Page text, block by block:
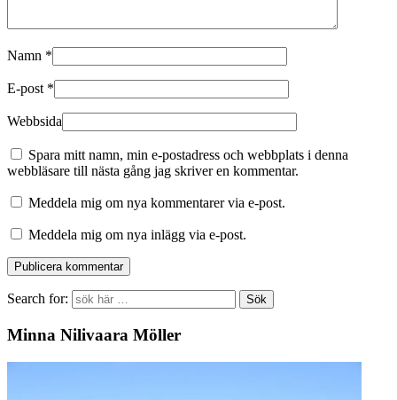
Namn *
E-post *
Webbsida
Spara mitt namn, min e-postadress och webbplats i denna
webbläsare till nästa gång jag skriver en kommentar.
Meddela mig om nya kommentarer via e-post.
Meddela mig om nya inlägg via e-post.
Search for:
Minna Nilivaara Möller